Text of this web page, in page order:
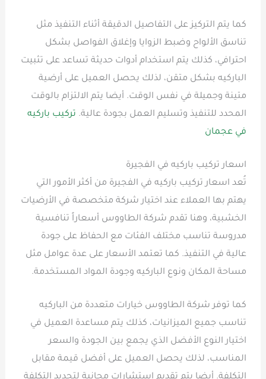
كما يتم التركيز على التفاصيل الدقيقة أثناء التنفيذ مثل
تناسق الألواح وضبط الزوايا وإغلاق الفواصل بشكل
احترافي، كذلك يتم استخدام أدوات حديثة تساعد على تثبيت
الباركيه بشكل متقن، لذلك يحصل العميل على أرضية
متينة وجميلة في نفس الوقت. أيضا يتم الالتزام بالوقت
المحدد للتنفيذ وتسليم العمل بجودة عالية. تركيب باركيه
في عجمان
اسعار تركيب باركيه في الفجيرة
تُعد اسعار تركيب باركيه في الفجيرة من أكثر الأمور التي
يهتم بها العملاء عند اختيار شركة متخصصة في الأرضيات
الخشبية، وهنا تقدم شركة الطاووس أسعاراً تنافسية
مدروسة تناسب مختلف الفئات مع الحفاظ على جودة
عالية في التنفيذ. كما تعتمد الأسعار على عدة عوامل مثل
مساحة المكان ونوع الباركيه وجودة المواد المستخدمة.
كما توفر شركة الطاووس خيارات متعددة من الباركيه
تناسب جميع الميزانيات، كذلك يتم مساعدة العميل في
اختيار النوع الأفضل الذي يجمع بين الجودة والسعر
المناسب، لذلك يحصل العميل على أفضل قيمة مقابل